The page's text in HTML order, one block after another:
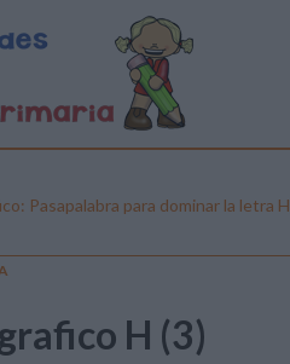
Pasapalabra para dominar la letra H
H (3)